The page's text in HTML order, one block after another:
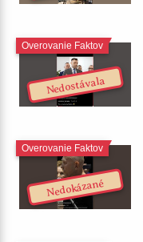
Nedostávala
Overovanie Faktov
Nedokázané
Overovanie Faktov